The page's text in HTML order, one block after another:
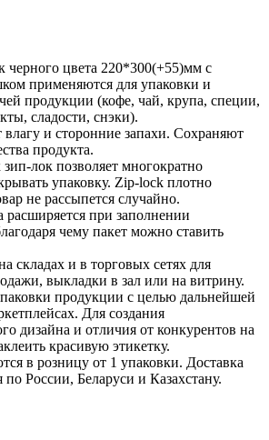
черного цвета 220*300(+55)мм с
применяются для упаковки и
продукции (кофе, чай, крупа, специи,
сладости, снэки).
и сторонние запахи. Сохраняют
продукта.
лок позволяет многократно
упаковку. Zip-lock плотно
не рассыпется случайно.
расширяется при заполнении
чему пакет можно ставить
складах и в торговых сетях для
выкладки в зал или на витрину.
продукции с целью дальнейшей
Для создания
дизайна и отличия от конкурентов на
красивую этикетку.
в розницу от 1 упаковки. Доставка
по России, Беларуси и Казахстану.